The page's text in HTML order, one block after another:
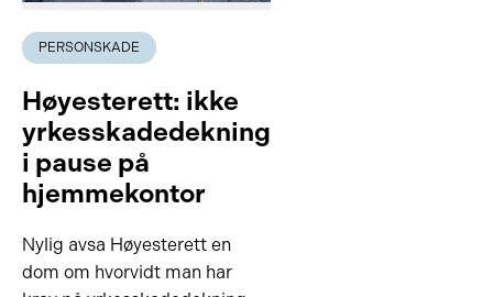
PERSONSKADE
Høyesterett: ikke
yrkesskadedekning
i pause på
hjemmekontor
Nylig avsa Høyesterett en
dom om hvorvidt man har